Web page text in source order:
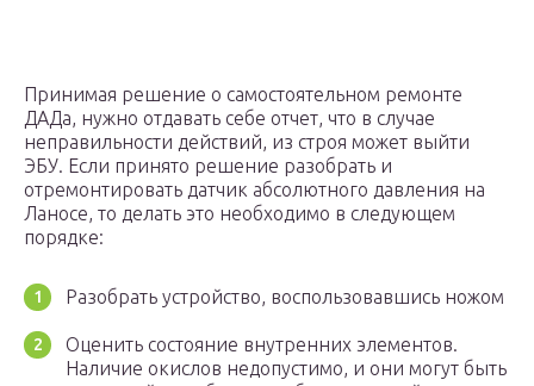
Принимая решение о самостоятельном ремонте
ДАДа, нужно отдавать себе отчет, что в случае
неправильности действий, из строя может выйти
ЭБУ. Если принято решение разобрать и
отремонтировать датчик абсолютного давления на
Ланосе, то делать это необходимо в следующем
порядке:
Разобрать устройство, воспользовавшись ножом
Оценить состояние внутренних элементов.
Наличие окислов недопустимо, и они могут быть